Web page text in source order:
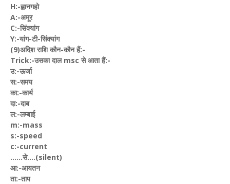
H:-ह्वानगहो
A:-अमूर
C:-सिंक्यांग
Y:-यांग-टी-सिंक्यांग
(9)अदिश राशि कौन-कौन हैं:-
Trick:-उसका दाल msc से आता हैं:-
उ:-ऊर्जा
स:-समय
का:-कार्य
दा:-दाब
ल:-लम्बाई
m:-mass
s:-speed
c:-current
......से....(silent)
आ:-आयतन
ता:-ताप